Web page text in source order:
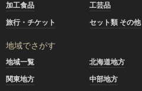
加工食品
工芸品
旅行・チケット
セット類 その他
地域でさがす
地域一覧 北海道地方
関東地方
中部地方